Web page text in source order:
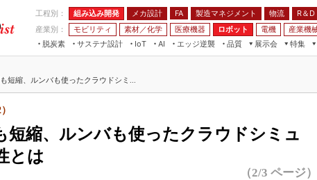
工程別： 組み込み開発 メカ設計 FA 製造マネジメント 物流 R＆D
産業別：
モビリティ 素材／化学 医療機器 ロボット 電機 産業機
脱炭素
サステナ設計
IoT
ながる工場
AI
AI×設備保全
エッジ逆襲 品質
展示会
JIMTOF
IIFES
特集
フィールドサービス
短縮、ルンバも使ったクラウドシミ...
短縮、ルンバも使ったクラウドシミュ
とは
（2/3 ページ）